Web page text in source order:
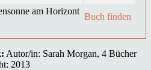
am Horizont
Buch finden
Autor/in: Sarah Morgan, 4 Bücher
2013